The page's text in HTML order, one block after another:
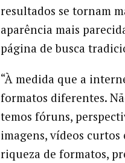
resultados se tornam
aparência mais
página de busca
“À medida que a
formatos diferentes.
temos fóruns,
imagens, vídeos curtos
riqueza de formatos,